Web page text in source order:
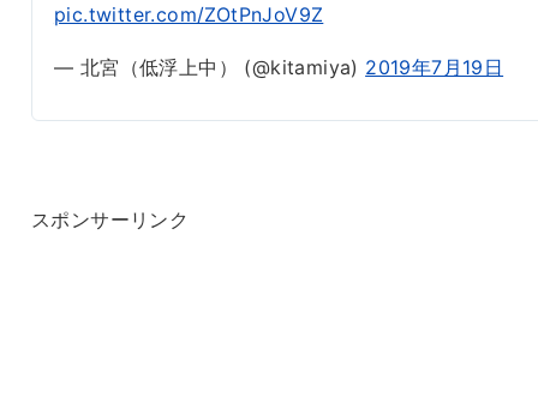
pic.twitter.com/ZOtPnJoV9Z
— 北宮（低浮上中） (@kitamiya) 2019年7月19日
スポンサーリンク